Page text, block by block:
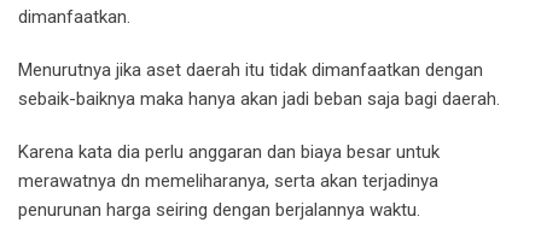
dimanfaatkan.
Menurutnya jika aset daerah itu tidak dimanfaatkan dengan
sebaik-baiknya maka hanya akan jadi beban saja bagi daerah.
Karena kata dia perlu anggaran dan biaya besar untuk
merawatnya dn memeliharanya, serta akan terjadinya
penurunan harga seiring dengan berjalannya waktu.